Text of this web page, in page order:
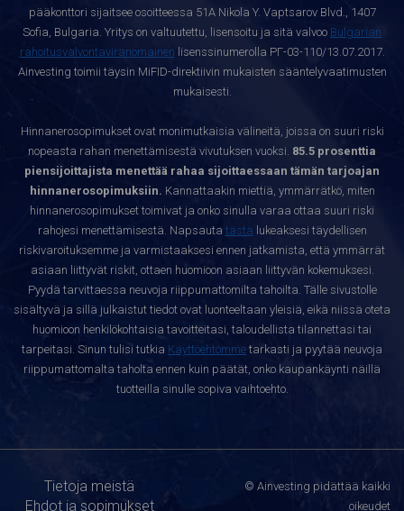
pääkonttori sijaitsee osoitteessa 51A Nikola Y. Vaptsarov Blvd., 1407
Sofia, Bulgaria. Yritys on valtuutettu, lisensoitu ja sitä valvoo Bulgarian
rahoitusvalvontaviranomainen lisenssinumerolla РГ-03-110/13.07.2017.
Ainvesting toimii täysin MiFID-direktiivin mukaisten sääntelyvaatimusten
mukaisesti.
Hinnanerosopimukset ovat monimutkaisia välineitä, joissa on suuri riski
nopeasta rahan menettämisestä vivutuksen vuoksi. 85.5 prosenttia
piensijoittajista menettää rahaa sijoittaessaan tämän tarjoajan
hinnanerosopimuksiin. Kannattaakin miettiä, ymmärrätkö, miten
hinnanerosopimukset toimivat ja onko sinulla varaa ottaa suuri riski
rahojesi menettämisestä. Napsauta tästä lukeaksesi täydellisen
riskivaroituksemme ja varmistaaksesi ennen jatkamista, että ymmärrät
asiaan liittyvät riskit, ottaen huomioon asiaan liittyvän kokemuksesi.
Pyydä tarvittaessa neuvoja riippumattomilta tahoilta. Tälle sivustolle
sisältyvä ja sillä julkaistut tiedot ovat luonteeltaan yleisiä, eikä niissä oteta
huomioon henkilökohtaisia tavoitteitasi, taloudellista tilannettasi tai
tarpeitasi. Sinun tulisi tutkia Käyttöehtomme tarkasti ja pyytää neuvoja
riippumattomalta taholta ennen kuin päätät, onko kaupankäynti näillä
tuotteilla sinulle sopiva vaihtoehto.
Tietoja meistä
Ehdot ja sopimukset
© Ainvesting pidättää kaikki
oikeudet